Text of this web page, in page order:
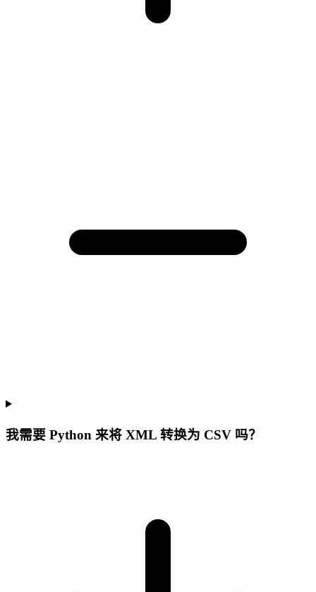
我需要 Python 来将 XML 转换为 CSV 吗？